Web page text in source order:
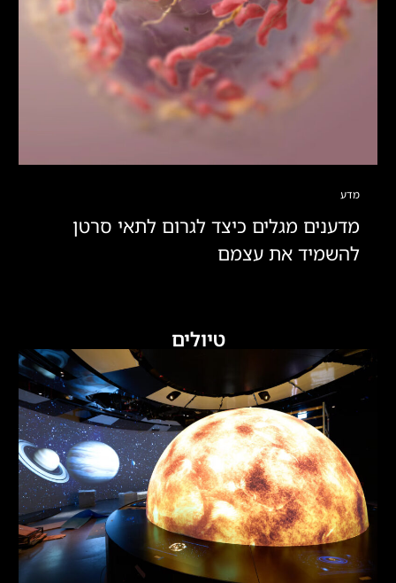
מדע
מדענים מגלים כיצד לגרום לתאי סרטן
להשמיד את עצמם
טיולים